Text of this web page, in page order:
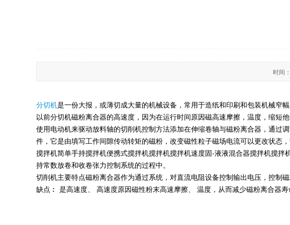
时间：
分切机是一份大报，或薄切成大量的机械设备，常用于造纸和印刷和包装机械窄幅
以前分切机磁粉离合器的高速度，因为在运行时间原因磁高速摩擦，温度，缩短
使用电动机来驱动放料轴的切削机控制方法添加在伸缩卷轴与磁粉离合器，通
件，它是由填写工作间隙传动转矩的磁粉，改变磁性粒子磁场电流可以更改状态
搅拌机简单手持搅拌机便携式搅拌机搅拌机搅拌机速度固-液液混合器搅拌机搅
持常数放卷和收卷张力控制系统的过程中。
切削机主要特点磁粉离合器作为通过系统，对直流电阻设备控制输出电压，控制
缺点︰ 是高速度、 高速度原因磁性粉末高速摩擦、 温度，从而减少磁粉离合器寿